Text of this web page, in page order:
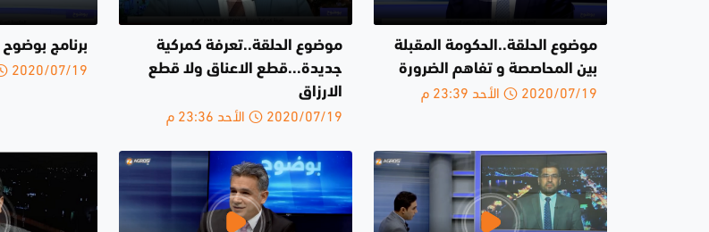
موضوع الحلقة..الحكومة المقبلة
بين المحاصصة و تفاهم الضرورة
2020/07/19 الأحد 23:39 م
موضوع الحلقة..تعرفة كمركية
جديدة...قطع الاعناق ولا قطع
الارزاق
2020/07/19 الأحد 23:36 م
برنامج بوضوح
2020/07/19 الأحد 23:33 م